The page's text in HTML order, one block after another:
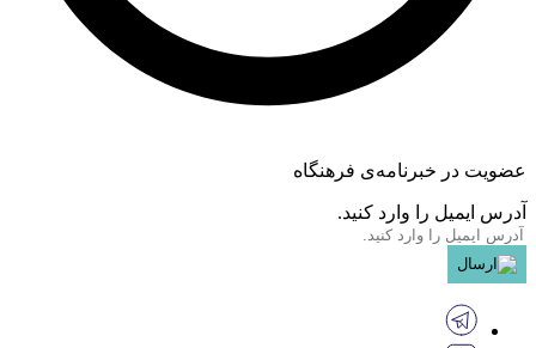
عضویت در خبرنامه‌ی فرهنگاه
آدرس ایمیل را وارد کنید.